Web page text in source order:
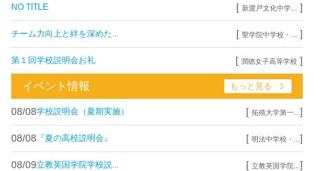
NO TITLE [ 新渡戸文化中学... ]
チーム力向上と絆を深めた... [ 聖学院中学校・... ]
第１回学校説明会お礼 [ 潤徳女子高等学校 ]
イベント情報 もっと見る
08/08学校説明会（夏期実施） [ 拓殖大学第一... ]
08/08 『夏の高校説明会』 [ 明法中学校・... ]
08/09立教英国学院学校説... [ 立教英国学院... ]